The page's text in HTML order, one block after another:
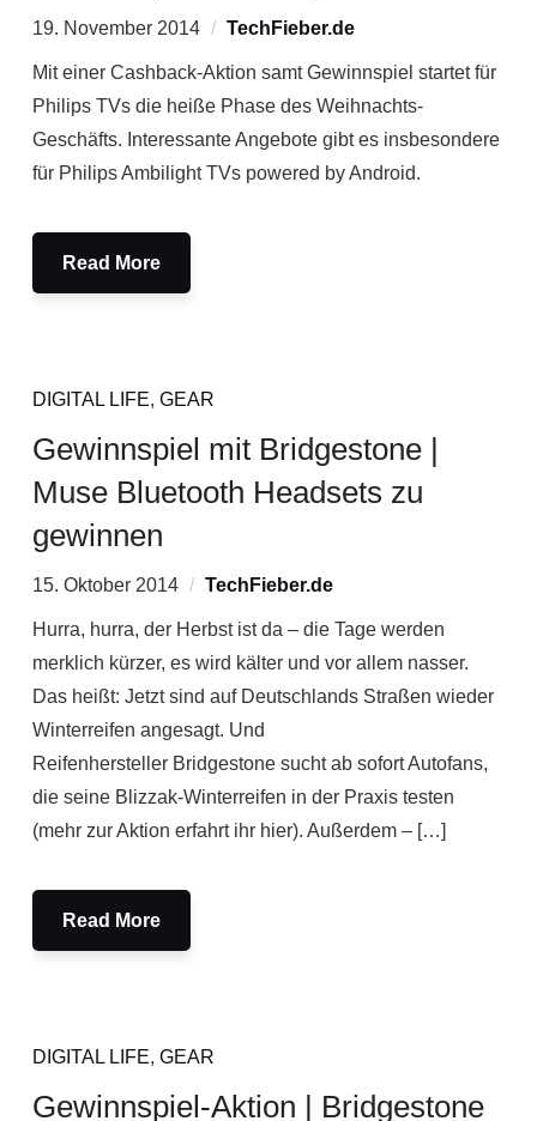
19. November 2014 TechFieber.de
Mit einer Cashback-Aktion samt Gewinnspiel startet für
Philips TVs die heiße Phase des Weihnachts-
Geschäfts. Interessante Angebote gibt es insbesondere
für Philips Ambilight TVs powered by Android.
Read More
DIGITAL LIFE, GEAR
Gewinnspiel mit Bridgestone |
Muse Bluetooth Headsets zu
gewinnen
15. Oktober 2014 TechFieber.de
Hurra, hurra, der Herbst ist da – die Tage werden
merklich kürzer, es wird kälter und vor allem nasser.
Das heißt: Jetzt sind auf Deutschlands Straßen wieder
Winterreifen angesagt. Und
Reifenhersteller Bridgestone sucht ab sofort Autofans,
die seine Blizzak-Winterreifen in der Praxis testen
(mehr zur Aktion erfahrt ihr hier). Außerdem – […]
Read More
DIGITAL LIFE, GEAR
Gewinnspiel-Aktion | Bridgestone